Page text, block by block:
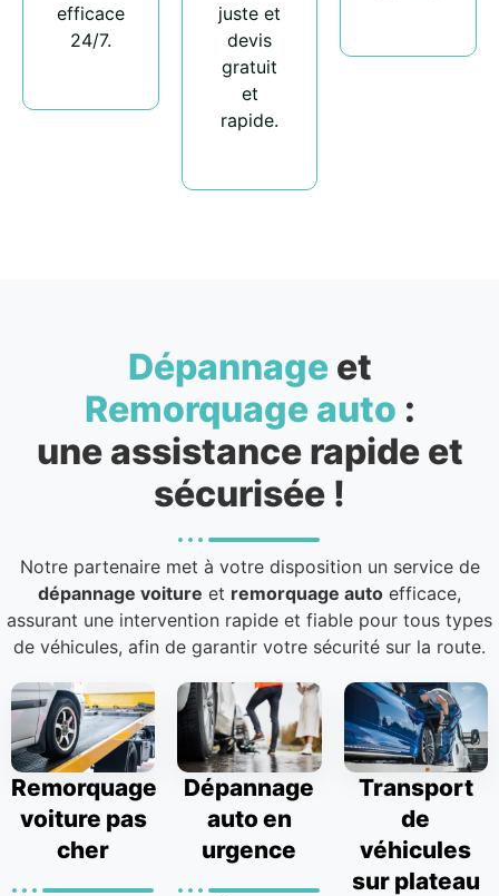
efficace
24/7.
juste et
devis
gratuit
et
rapide.
Dépannageet
Remorquage auto :
une assistance rapide et
sécurisée !
Notre partenaire met à votre disposition un service de
dépannage voiture et remorquage auto efficace,
assurant une intervention rapide et fiable pour tous types
de véhicules, afin de garantir votre sécurité sur la route.
Remorquage
voiture pas
cher
Dépannage
auto en
urgence
Transport
de
véhicules
sur plateau